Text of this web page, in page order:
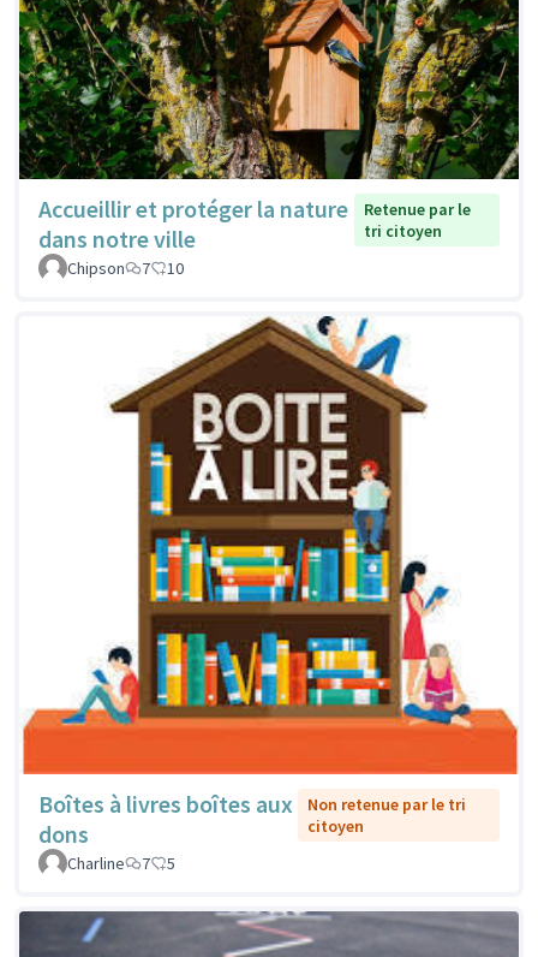
Accueillir et protéger la nature
dans notre ville
Retenue par le
tri citoyen
Chipson
7 10
Boîtes à livres boîtes aux
dons
Non retenue par le tri
citoyen
Charline
7 5